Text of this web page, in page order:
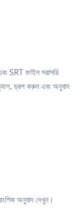
SRT ফাইল সরাসরি
ড্রপ করুন এবং অনুবাদ
অনুবাদ দেখুন।